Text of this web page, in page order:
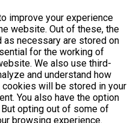
improve your experience
website. Out of these, the
necessary are stored on
for the working of
We also use third-
and understand how
will be stored in your
You also have the option
opting out of some of
browsing experience.